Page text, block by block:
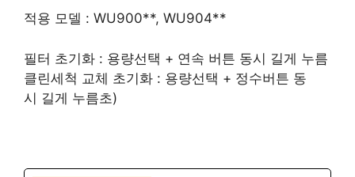
적용 모델 : WU900**, WU904**
필터 초기화 : 용량선택 + 연속 버튼 동시 길게 누름
클린세척 교체 초기화 : 용량선택 + 정수버튼 동
시 길게 누름초)